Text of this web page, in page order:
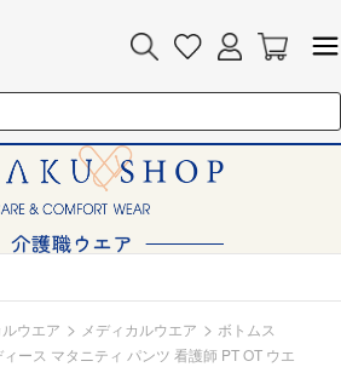
ウエア > メディカルウエア > ボトムス
ース マタニティ パンツ 看護師 PT OT ウエ